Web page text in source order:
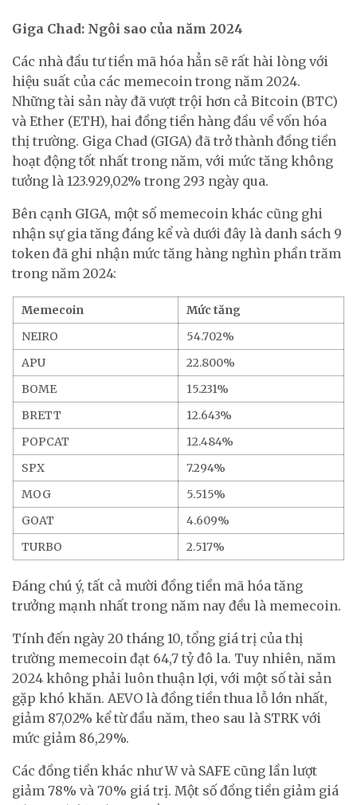
Giga Chad: Ngôi sao của năm 2024
Các nhà đầu tư tiền mã hóa hẳn sẽ rất hài lòng với
hiệu suất của các memecoin trong năm 2024.
Những tài sản này đã vượt trội hơn cả Bitcoin (BTC)
và Ether (ETH), hai đồng tiền hàng đầu về vốn hóa
thị trường. Giga Chad (GIGA) đã trở thành đồng tiền
hoạt động tốt nhất trong năm, với mức tăng không
tưởng là 123.929,02% trong 293 ngày qua.
Bên cạnh GIGA, một số memecoin khác cũng ghi
nhận sự gia tăng đáng kể và dưới đây là danh sách 9
token đã ghi nhận mức tăng hàng nghìn phần trăm
trong năm 2024:
Memecoin
Mức tăng
NEIRO
54.702%
APU
22.800%
BOME
15.231%
BRETT
12.643%
POPCAT
12.484%
SPX
7.294%
MOG
5.515%
GOAT
4.609%
TURBO
2.517%
Đáng chú ý, tất cả mười đồng tiền mã hóa tăng
trưởng mạnh nhất trong năm nay đều là memecoin.
Tính đến ngày 20 tháng 10, tổng giá trị của thị
trường memecoin đạt 64,7 tỷ đô la. Tuy nhiên, năm
2024 không phải luôn thuận lợi, với một số tài sản
gặp khó khăn. AEVO là đồng tiền thua lỗ lớn nhất,
giảm 87,02% kể từ đầu năm, theo sau là STRK với
mức giảm 86,29%.
Các đồng tiền khác như W và SAFE cũng lần lượt
giảm 78% và 70% giá trị. Một số đồng tiền giảm giá